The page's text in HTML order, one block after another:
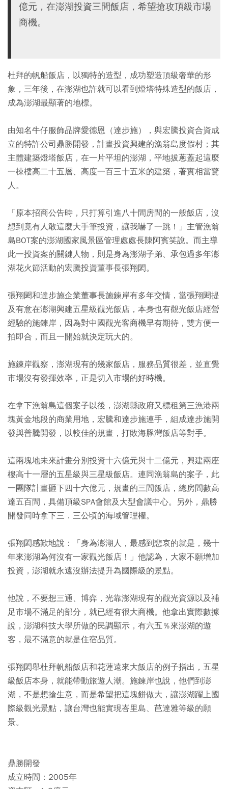
億元，在澎湖投資三間飯店，希望搶攻頂級市場
商機。
杜拜的帆船飯店，以獨特的造型，成功塑造頂級奢華的形
象，三年後，在澎湖也許就可以看到燈塔特殊造型的飯店，
成為澎湖最顯著的地標。
由知名牛仔服飾品牌愛德恩（達步施），與宏騰投資合資成
立的特許公司鼎勝開發，計畫投資興建的漁翁島度假村；其
主體建築燈塔飯店，在一片平坦的澎湖，平地拔蔥蓋起這麼
一棟樓高二十五層、高度一百三十五米的建築，著實相當驚
人。
「原本招商公告時，只打算引進八十間房間的一般飯店，沒
想到竟有人敢這麼大手筆投資，讓我嚇了一跳！」主管漁翁
島BOT案的澎湖國家風景區管理處處長陳阿賓笑說。而主導
此一投資案的關鍵人物，則是身為澎湖子弟、承包過多年澎
湖花火節活動的宏騰投資董事長張翔閎。
張翔閎和達步施企業董事長施鍊岸有多年交情，當張翔閎提
及有意在澎湖興建五星級觀光飯店，本身也有觀光飯店經營
經驗的施鍊岸，因為對中國觀光客商機早有期待，雙方便一
拍即合，而且一開始就決定玩大的。
施鍊岸觀察，澎湖現有的幾家飯店，服務品質很差，並直覺
市場沒有發揮效率，正是切入市場的好時機。
在拿下漁翁島這個案子以後，澎湖縣政府又標租第三漁港兩
塊黃金地段的商業用地，宏騰和達步施連手，組成達步施開
發與普騰開發，以較佳的規畫，打敗海豚灣飯店等對手。
這兩塊地未來計畫分別投資十六億元與十二億元，興建兩座
樓高十一層的五星級與三星級飯店。連同漁翁島的案子，此
一團隊計畫砸下四十六億元，規畫的三間飯店，總房間數高
達五百間，具備頂級SPA會館及大型會議中心。另外，鼎勝
開發同時拿下三．三公頃的海域管理權。
張翔閎感歎地說：「身為澎湖人，最感到悲哀的就是，幾十
年來澎湖為何沒有一家觀光飯店！」他認為，大家不願增加
投資，澎湖就永遠沒辦法提升為國際級的景點。
他說，不要想三通、博弈，光靠澎湖現有的觀光資源以及補
足市場不滿足的部分，就已經有很大商機。他拿出實際數據
說，澎湖科技大學所做的民調顯示，有六五％來澎湖的遊
客，最不滿意的就是住宿品質。
張翔閎舉杜拜帆船飯店和花蓮遠來大飯店的例子指出，五星
級飯店本身，就能帶動旅遊人潮。施鍊岸也說，他們到澎
湖，不是想搶生意，而是希望把這塊餅做大，讓澎湖躍上國
際級觀光景點，讓台灣也能實現峇里島、芭達雅等級的願
景。
鼎勝開發
成立時間：2005年